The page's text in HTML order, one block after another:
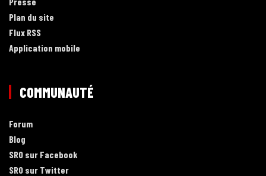
Plan du site
Flux RSS
Application mobile
COMMUNAUTÉ
Forum
Blog
SRO sur Facebook
SRO sur Twitter